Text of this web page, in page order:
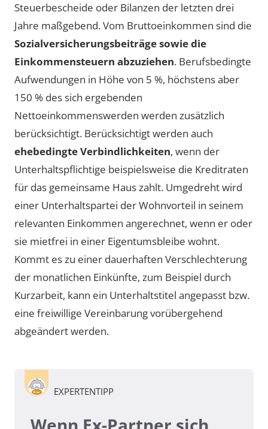
Steuerbescheide oder Bilanzen der letzten drei
Jahre maßgebend. Vom Bruttoeinkommen sind die
Sozialversicherungsbeiträge sowie die
Einkommensteuern abzuziehen. Berufsbedingte
Aufwendungen in Höhe von 5 %, höchstens aber
150 % des sich ergebenden
Nettoeinkommenswerden werden zusätzlich
berücksichtigt. Berücksichtigt werden auch
ehebedingte Verbindlichkeiten, wenn der
Unterhaltspflichtige beispielsweise die Kreditraten
für das gemeinsame Haus zahlt. Umgedreht wird
einer Unterhaltspartei der Wohnvorteil in seinem
relevanten Einkommen angerechnet, wenn er oder
sie mietfrei in einer Eigentumsbleibe wohnt.
Kommt es zu einer dauerhaften Verschlechterung
der monatlichen Einkünfte, zum Beispiel durch
Kurzarbeit, kann ein Unterhaltstitel angepasst bzw.
eine freiwillige Vereinbarung vorübergehend
abgeändert werden.
EXPERTENTIPP